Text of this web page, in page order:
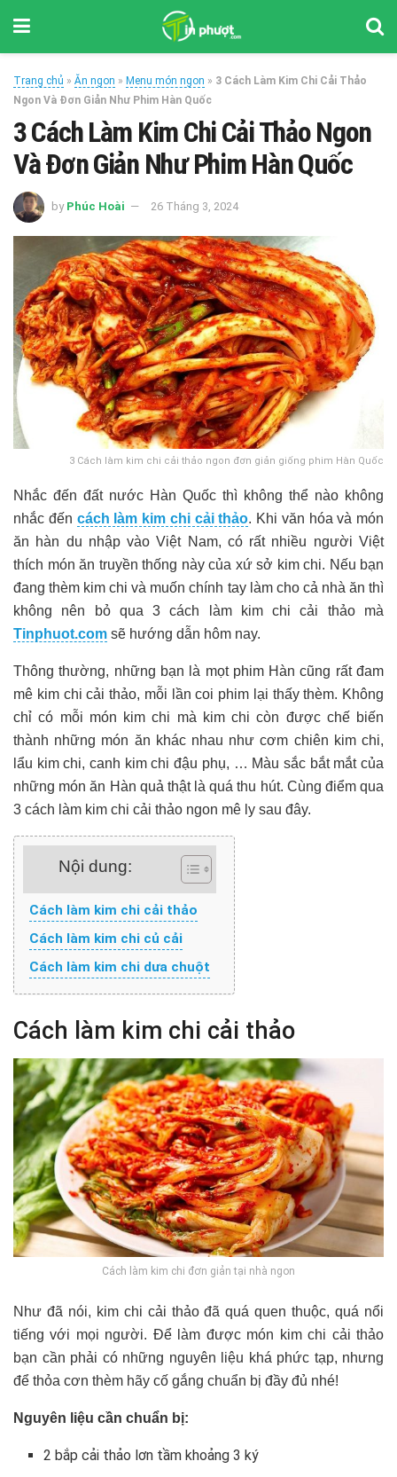
Trang chủ » Ăn ngon » Menu món ngon » 3 Cách Làm Kim Chi Cải Thảo
Ngon Và Đơn Giản Như Phim Hàn Quốc
3 Cách Làm Kim Chi Cải Thảo Ngon
Và Đơn Giản Như Phim Hàn Quốc
by Phúc Hoài 26 Tháng 3, 2024
3 Cách làm kim chi cải thảo ngon đơn giản giống phim Hàn Quốc
Nhắc đến đất nước Hàn Quốc thì không thể nào không
nhắc đến cách làm kim chi cải thảo. Khi văn hóa và món
ăn hàn du nhập vào Việt Nam, có rất nhiều người Việt
thích món ăn truyền thống này của xứ sở kim chi. Nếu bạn
đang thèm kim chi và muốn chính tay làm cho cả nhà ăn thì
không nên bỏ qua 3 cách làm kim chi cải thảo mà
Tinphuot.com sẽ hướng dẫn hôm nay.
Thông thường, những bạn là mọt phim Hàn cũng rất đam
mê kim chi cải thảo, mỗi lần coi phim lại thấy thèm. Không
chỉ có mỗi món kim chi mà kim chi còn được chế biến
thành những món ăn khác nhau như cơm chiên kim chi,
lẩu kim chi, canh kim chi đậu phụ, … Màu sắc bắt mắt của
những món ăn Hàn quả thật là quá thu hút. Cùng điểm qua
3 cách làm kim chi cải thảo ngon mê ly sau đây.
Nội dung:
Cách làm kim chi cải thảo
Cách làm kim chi củ cải
Cách làm kim chi dưa chuột
Cách làm kim chi cải thảo
Cách làm kim chi đơn giản tại nhà ngon
Như đã nói, kim chi cải thảo đã quá quen thuộc, quá nổi
tiếng với mọi người. Để làm được món kim chi cải thảo
bạn cần phải có những nguyên liệu khá phức tạp, nhưng
để thỏa cơn thèm hãy cố gắng chuẩn bị đầy đủ nhé!
Nguyên liệu cần chuẩn bị:
2 bắp cải thảo lơn tầm khoảng 3 ký